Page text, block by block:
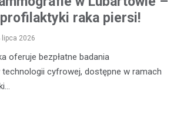
raka piersi!
lipca 2026
oferuje bezpłatne badania
cyfrowej, dostępne w ramach